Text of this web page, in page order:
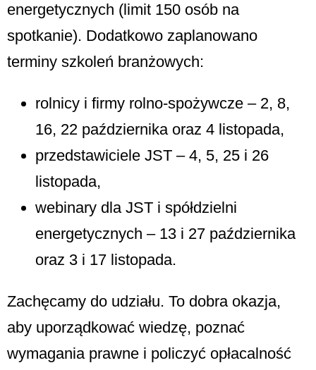
energetycznych (limit 150 osób na
spotkanie). Dodatkowo zaplanowano
terminy szkoleń branżowych:
rolnicy i firmy rolno-spożywcze – 2, 8,
16, 22 października oraz 4 listopada,
przedstawiciele JST – 4, 5, 25 i 26
listopada,
webinary dla JST i spółdzielni
energetycznych – 13 i 27 października
oraz 3 i 17 listopada.
Zachęcamy do udziału. To dobra okazja,
aby uporządkować wiedzę, poznać
wymagania prawne i policzyć opłacalność